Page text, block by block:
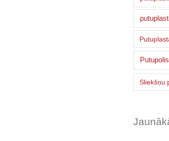
Sliekšņu